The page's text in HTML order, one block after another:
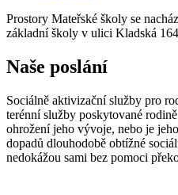
Prostory Mateřské školy se
základní školy v ulici Kladská
Naše poslání
Sociálně aktivizační služby pro
terénní služby poskytované
ohrožení jeho vývoje, nebo je
dopadů dlouhodobě obtížné
nedokážou sami bez pomoci